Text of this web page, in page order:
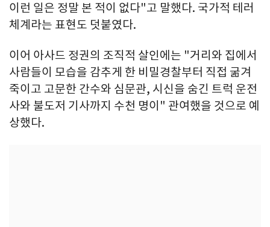
이런 일은 정말 본 적이 없다"고 말했다. 국가적 테러
체계라는 표현도 덧붙였다.
이어 아사드 정권의 조직적 살인에는 "거리와 집에서
사람들이 모습을 감추게 한 비밀경찰부터 직접 굶겨
죽이고 고문한 간수와 심문관, 시신을 숨긴 트럭 운전
사와 불도저 기사까지 수천 명이" 관여했을 것으로 예
상했다.